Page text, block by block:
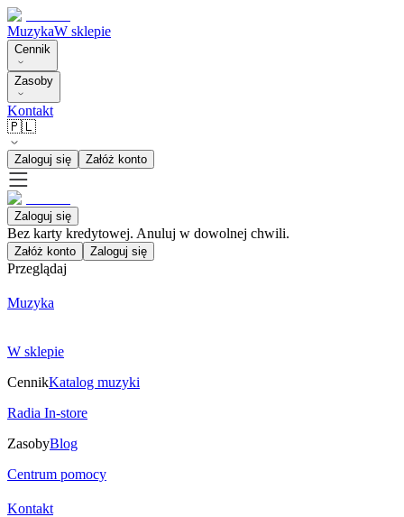
MuzykaW sklepie
Cennik
Zasoby
Kontakt
🇵🇱
Zaloguj się Załóż konto
Zaloguj się
Bez karty kredytowej. Anuluj w dowolnej chwili.
Załóż konto Zaloguj się
Przeglądaj
Muzyka
W sklepie
CennikKatalog muzyki
Radia In-store
ZasobyBlog
Centrum pomocy
Kontakt